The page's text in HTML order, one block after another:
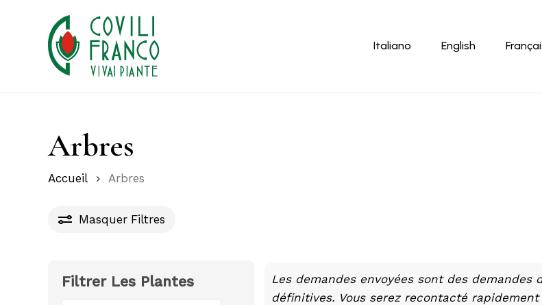
Italiano English
Arbres
Accueil Arbres
Masquer Filtres
Filtrer Les Plantes
Les demandes envoyées sont des
définitives. Vous serez recontacté